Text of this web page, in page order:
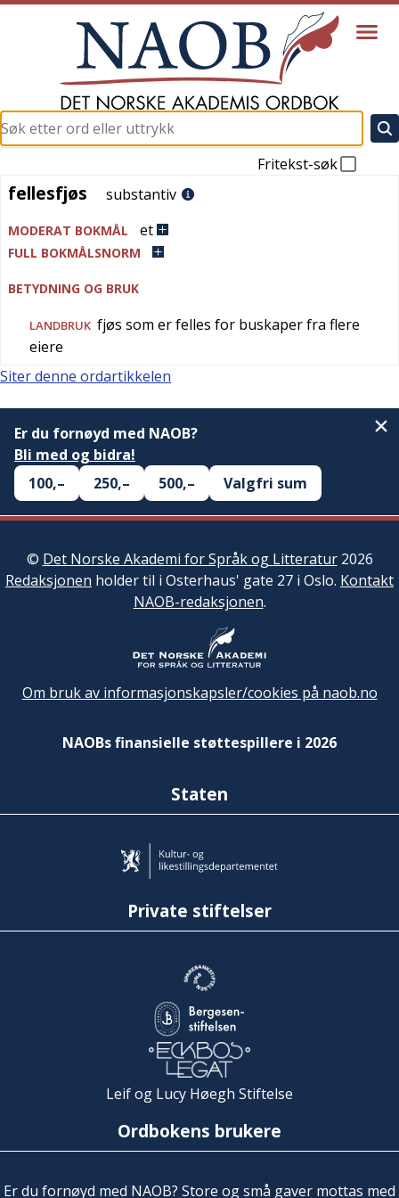
Fritekst-søk
fellesfjøs
fellesfjøs substantiv
MODERAT BOKMÅL et
FULL BOKMÅLSNORM
BETYDNING OG BRUK
LANDBRUK fjøs som er felles for buskaper fra flere
eiere
Siter denne ordartikkelen
Er du fornøyd med NAOB?
Bli med og bidra!
100,–
250,– 500,– Valgfri sum
© Det Norske Akademi for Språk og Litteratur2026
Redaksjonen holder til i Osterhaus' gate 27 i Oslo. Kontakt
NAOB-redaksjonen.
Om bruk av informasjonskapsler/cookies på naob.no
NAOBs finansielle støttespillere i 2026
Staten
Private stiftelser
Leif og Lucy Høegh Stiftelse
Ordbokens brukere
Er du fornøyd med NAOB? Store og små gaver mottas med